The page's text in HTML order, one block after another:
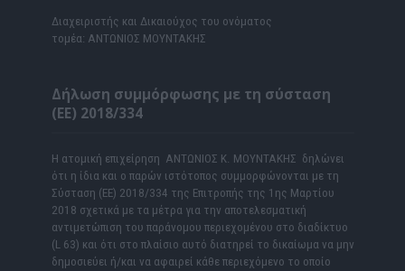
Διαχειριστής και Δικαιούχος του ονόματος
τομέα: ΑΝΤΩΝΙΟΣ ΜΟΥΝΤΑΚΗΣ
Δήλωση συμμόρφωσης με τη σύσταση
(ΕΕ) 2018/334
Η ατομική επιχείρηση ΑΝΤΩΝΙΟΣ Κ. ΜΟΥΝΤΑΚΗΣ δηλώνει
ότι η ίδια και ο παρών ιστότοπος συμμορφώνονται με τη
Σύσταση (ΕΕ) 2018/334 της Επιτροπής της 1ης Μαρτίου
2018 σχετικά με τα μέτρα για την αποτελεσματική
αντιμετώπιση του παράνομου περιεχομένου στο διαδίκτυο
(L 63) και ότι στο πλαίσιο αυτό διατηρεί το δικαίωμα να μην
δημοσιεύει ή/και να αφαιρεί κάθε περιεχόμενο το οποίο